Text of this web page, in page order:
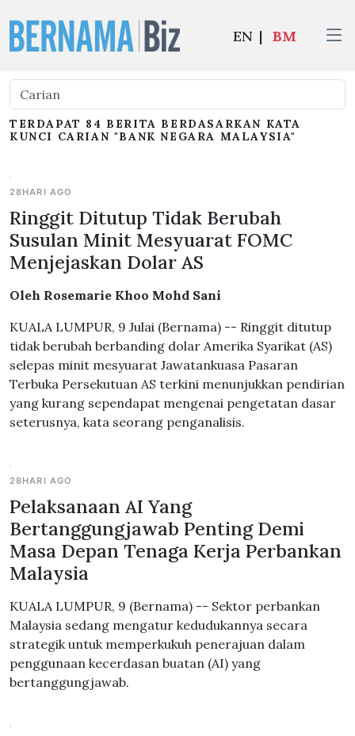
EN | BM
TERDAPAT 84 BERITA BERDASARKAN KATA
KUNCI CARIAN "BANK NEGARA MALAYSIA"
28HARI AGO
Ringgit Ditutup Tidak Berubah
Susulan Minit Mesyuarat FOMC
Menjejaskan Dolar AS
Oleh Rosemarie Khoo Mohd Sani
KUALA LUMPUR, 9 Julai (Bernama) -- Ringgit ditutup
tidak berubah berbanding dolar Amerika Syarikat (AS)
selepas minit mesyuarat Jawatankuasa Pasaran
Terbuka Persekutuan AS terkini menunjukkan pendirian
yang kurang sependapat mengenai pengetatan dasar
seterusnya, kata seorang penganalisis.
28HARI AGO
Pelaksanaan AI Yang
Bertanggungjawab Penting Demi
Masa Depan Tenaga Kerja Perbankan
Malaysia
KUALA LUMPUR, 9 (Bernama) -- Sektor perbankan
Malaysia sedang mengatur kedudukannya secara
strategik untuk memperkukuh penerajuan dalam
penggunaan kecerdasan buatan (AI) yang
bertanggungjawab.